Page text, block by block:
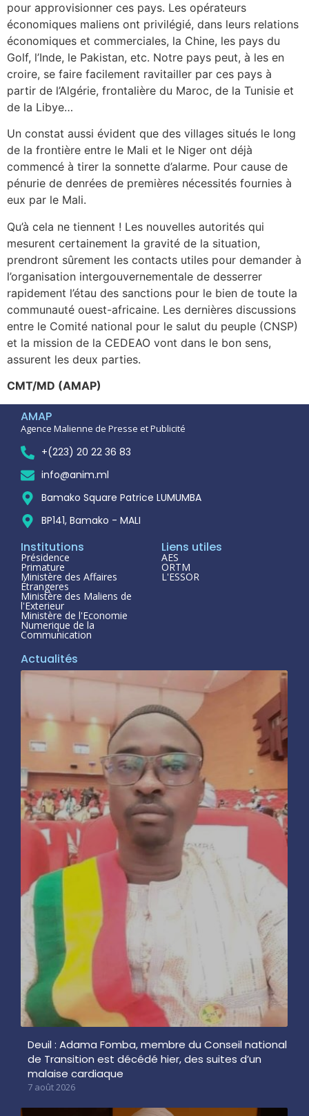
pour approvisionner ces pays. Les opérateurs
économiques maliens ont privilégié, dans leurs relations
économiques et commerciales, la Chine, les pays du
Golf, l’Inde, le Pakistan, etc. Notre pays peut, à les en
croire, se faire facilement ravitailler par ces pays à
partir de l’Algérie, frontalière du Maroc, de la Tunisie et
de la Libye…
Un constat aussi évident que des villages situés le long
de la frontière entre le Mali et le Niger ont déjà
commencé à tirer la sonnette d’alarme. Pour cause de
pénurie de denrées de premières nécessités fournies à
eux par le Mali.
Qu’à cela ne tiennent ! Les nouvelles autorités qui
mesurent certainement la gravité de la situation,
prendront sûrement les contacts utiles pour demander à
l’organisation intergouvernementale de desserrer
rapidement l’étau des sanctions pour le bien de toute la
communauté ouest-africaine. Les dernières discussions
entre le Comité national pour le salut du peuple (CNSP)
et la mission de la CEDEAO vont dans le bon sens,
assurent les deux parties.
CMT/MD (AMAP)
AMAP
Agence Malienne de Presse et Publicité
+(223) 20 22 36 83
info@anim.ml
Bamako Square Patrice LUMUMBA
BP141, Bamako - MALI
Institutions
Présidence
Primature
Ministère des Affaires
Étrangeres
Ministère des Maliens de
l'Exterieur
Ministère de l'Economie
Numerique de la
Communication
Liens utiles
AES
ORTM
L'ESSOR
Actualités
Deuil : Adama Fomba, membre du Conseil national
de Transition est décédé hier, des suites d’un
malaise cardiaque
7 août 2026